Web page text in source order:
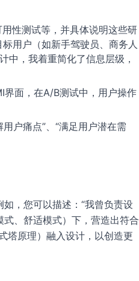
性测试等，并具体说明这些研
用户（如新手驾驶员、商务人
中，我着重简化了信息层级，
界面，在A/B测试中，用户操作
户痛点”、“满足用户潜在需
，您可以描述：“我曾负责设
、舒适模式）下，营造出符合
塔原理）融入设计，以创造更